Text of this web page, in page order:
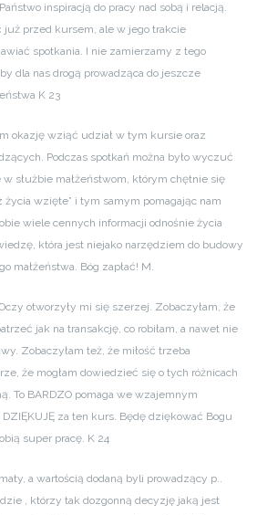
inspiracją do pracy nad sobą i relacją.
już przed kursem, ale w jego trakcie
spotkania. I nie zamierzamy z tego
dla nas drogą prowadząca do jeszcze
K 23
okazję wziąć udział w tym kursie oraz
Podczas spotkań można było wyczuć
służbie małżeństwom, którym chętnie się
życia wzięte” i tym samym pomagając nam
wiele cennych informacji odnośnie życia
która jest niejako narzędziem do budowy
małżeństwa. Bóg zapłać! M.
otworzyły mi się szerzej. Zobaczyłam, że
jak na transakcję, co robiłam, a nawet nie
Zobaczyłam też, że miłość trzeba
że mogłam dowiedzieć się o tych różnicach
To BARDZO pomaga we wzajemnym
za ten kurs. Będę dziękować Bogu
super pracę. K 24
a wartością dodaną byli prowadzący p..
, którzy tak dozgonną decyzję jaką jest